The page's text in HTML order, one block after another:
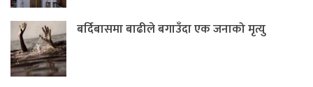
बर्दिबासमा बाढीले बगाउँदा एक जनाको मृत्यु